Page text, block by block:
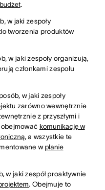
budżet.
w jaki zespoły
tworzenia produktów
w jaki zespoły organizują,
członkami zespołu
w jaki zespoły
zarówno wewnętrznie
z przyszłymi i
komunikację w
, a wszystkie te
wplanie
w jaki zespół proaktywnie
. Obejmuje to